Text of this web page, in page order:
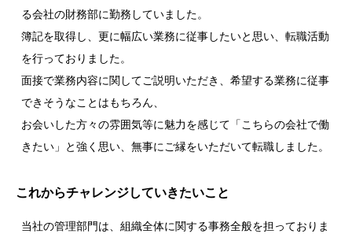
る会社の財務部に勤務していました。
簿記を取得し、更に幅広い業務に従事したいと思い、転職活動
を行っておりました。
面接で業務内容に関してご説明いただき、希望する業務に従事
できそうなことはもちろん、
お会いした方々の雰囲気等に魅力を感じて「こちらの会社で働
きたい」と強く思い、無事にご縁をいただいて転職しました。
これからチャレンジしていきたいこと
当社の管理部門は、組織全体に関する事務全般を担っておりま